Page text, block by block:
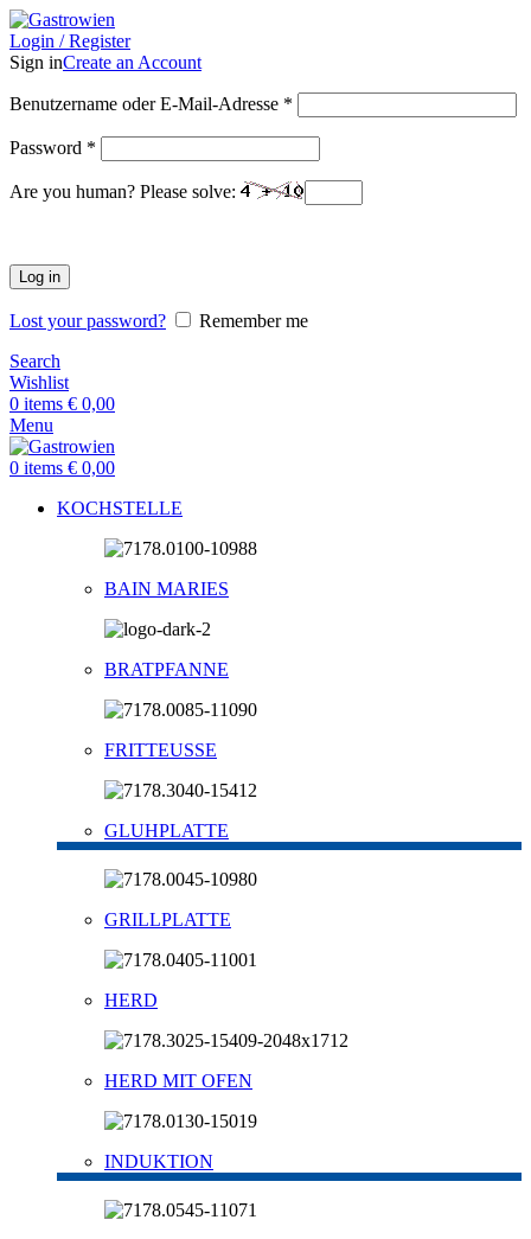
Login / Register
Sign inCreate an Account
Benutzername oder E-Mail-Adresse *
Password *
Are you human? Please solve:
Log in
Lost your password?
Remember me
Search
Wishlist
0 items € 0,00
Menu
0 items € 0,00
KOCHSTELLE
BAIN MARIES
BRATPFANNE
FRITTEUSSE
GLUHPLATTE
GRILLPLATTE
HERD
HERD MIT OFEN
INDUKTION